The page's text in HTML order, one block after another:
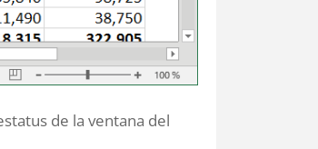
de la ventana del